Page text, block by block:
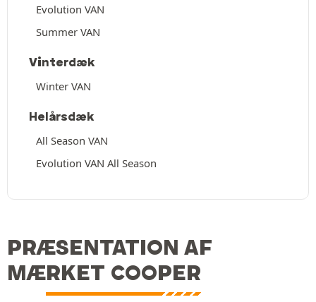
Evolution VAN
Summer VAN
Vinterdæk
Winter VAN
Helårsdæk
All Season VAN
Evolution VAN All Season
PRÆSENTATION AF
MÆRKET COOPER